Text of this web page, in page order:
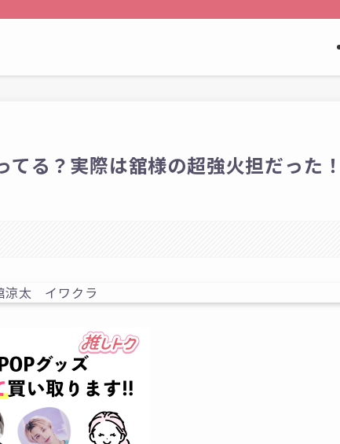
る？実際は舘様の超強火担だった！